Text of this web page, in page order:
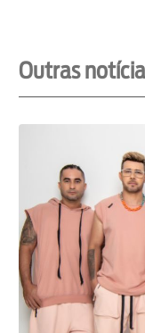
Outras